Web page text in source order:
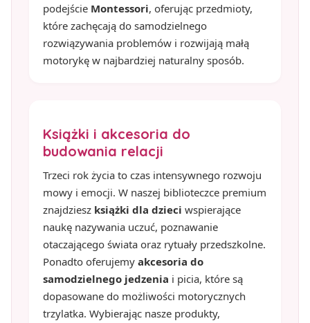
podejście Montessori, oferując przedmioty,
które zachęcają do samodzielnego
rozwiązywania problemów i rozwijają małą
motorykę w najbardziej naturalny sposób.
Książki i akcesoria do
budowania relacji
Trzeci rok życia to czas intensywnego rozwoju
mowy i emocji. W naszej biblioteczce premium
znajdziesz książki dla dzieci wspierające
naukę nazywania uczuć, poznawanie
otaczającego świata oraz rytuały przedszkolne.
Ponadto oferujemy akcesoria do
samodzielnego jedzenia i picia, które są
dopasowane do możliwości motorycznych
trzylatka. Wybierając nasze produkty,